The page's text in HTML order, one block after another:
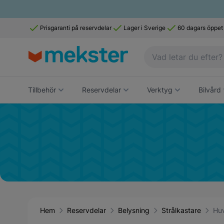
Prisgaranti på reservdelar Lager i Sverige 60 dagars
Tillbehör Reservdelar Verktyg Bilvård
Hem Reservdelar Belysning Strålkastare